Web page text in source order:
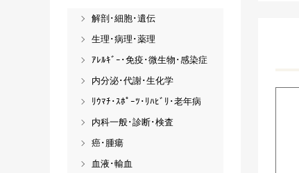
解剖･細胞･遺伝
生理･病理･薬理
ｱﾚﾙｷﾞｰ･免疫･微生物･感染症
内分泌･代謝･生化学
ﾘｳﾏﾁ･ｽﾎﾟｰﾂ･ﾘﾊﾋﾞﾘ･老年病
内科一般･診断･検査
癌･腫瘍
血液･輸血